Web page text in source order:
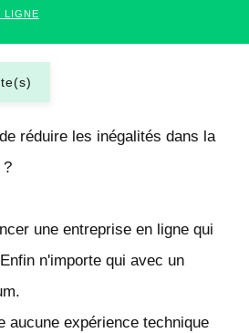
LIGNE
réduire les inégalités dans la
?
une entreprise en ligne qui
n'importe qui avec un
aucune expérience technique